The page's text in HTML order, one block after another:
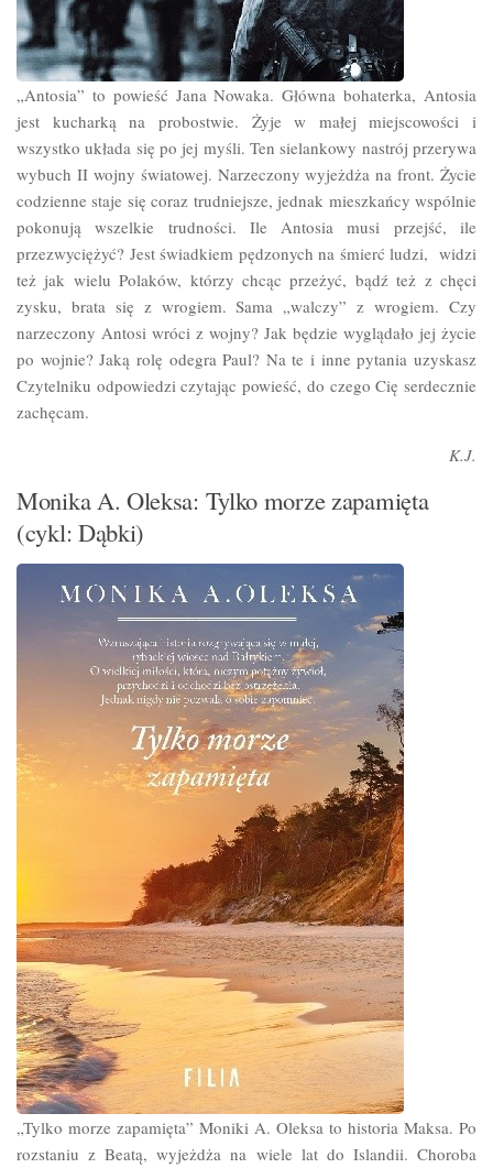
„Antosia” to powieść Jana Nowaka. Główna bohaterka, Antosia
jest kucharką na probostwie. Żyje w małej miejscowości i
wszystko układa się po jej myśli. Ten sielankowy nastrój przerywa
wybuch II wojny światowej. Narzeczony wyjeżdża na front. Życie
codzienne staje się coraz trudniejsze, jednak mieszkańcy wspólnie
pokonują wszelkie trudności. Ile Antosia musi przejść, ile
przezwyciężyć? Jest świadkiem pędzonych na śmierć ludzi, widzi
też jak wielu Polaków, którzy chcąc przeżyć, bądź też z chęci
zysku, brata się z wrogiem. Sama „walczy” z wrogiem. Czy
narzeczony Antosi wróci z wojny? Jak będzie wyglądało jej życie
po wojnie? Jaką rolę odegra Paul? Na te i inne pytania uzyskasz
Czytelniku odpowiedzi czytając powieść, do czego Cię serdecznie
zachęcam.
K.J.
Monika A. Oleksa: Tylko morze zapamięta
(cykl: Dąbki)
„Tylko morze zapamięta” Moniki A. Oleksa to historia Maksa. Po
rozstaniu z Beatą, wyjeżdża na wiele lat do Islandii. Choroba